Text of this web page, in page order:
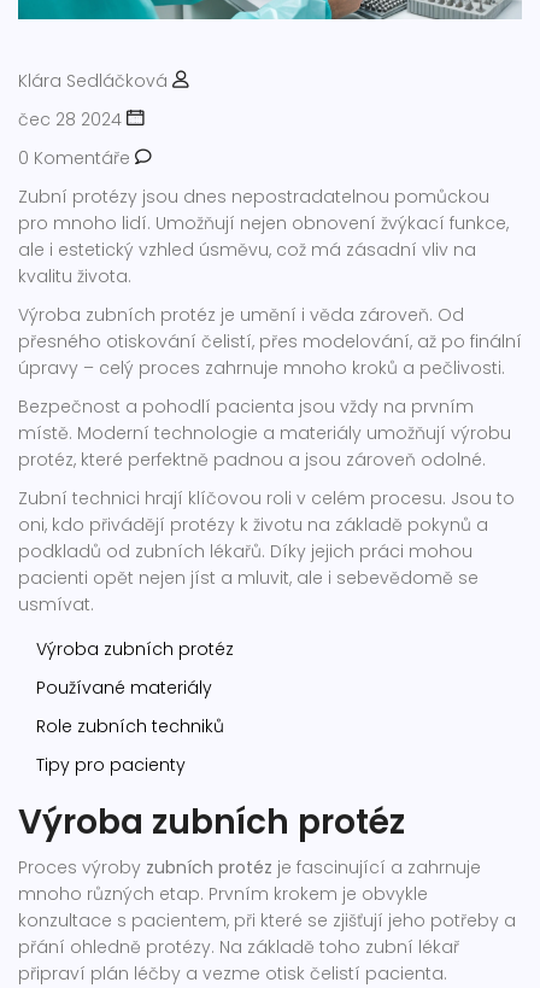
Klára Sedláčková
čec 28 2024
0 Komentáře
Zubní protézy jsou dnes nepostradatelnou pomůckou
pro mnoho lidí. Umožňují nejen obnovení žvýkací funkce,
ale i estetický vzhled úsměvu, což má zásadní vliv na
kvalitu života.
Výroba zubních protéz je umění i věda zároveň. Od
přesného otiskování čelistí, přes modelování, až po finální
úpravy – celý proces zahrnuje mnoho kroků a pečlivosti.
Bezpečnost a pohodlí pacienta jsou vždy na prvním
místě. Moderní technologie a materiály umožňují výrobu
protéz, které perfektně padnou a jsou zároveň odolné.
Zubní technici hrají klíčovou roli v celém procesu. Jsou to
oni, kdo přivádějí protézy k životu na základě pokynů a
podkladů od zubních lékařů. Díky jejich práci mohou
pacienti opět nejen jíst a mluvit, ale i sebevědomě se
usmívat.
Výroba zubních protéz
Používané materiály
Role zubních techniků
Tipy pro pacienty
Výroba zubních protéz
Proces výroby zubních protéz je fascinující a zahrnuje
mnoho různých etap. Prvním krokem je obvykle
konzultace s pacientem, při které se zjišťují jeho potřeby a
přání ohledně protézy. Na základě toho zubní lékař
připraví plán léčby a vezme otisk čelistí pacienta.